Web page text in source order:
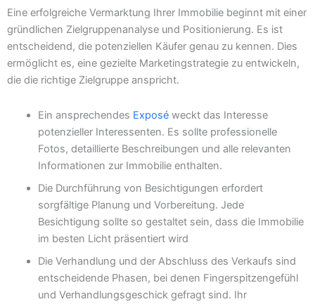
Eine erfolgreiche Vermarktung Ihrer Immobilie beginnt mit einer
gründlichen Zielgruppenanalyse und Positionierung. Es ist
entscheidend, die potenziellen Käufer genau zu kennen. Dies
ermöglicht es, eine gezielte Marketingstrategie zu entwickeln,
die die richtige Zielgruppe anspricht.
Ein ansprechendes Exposéweckt das Interesse
potenzieller Interessenten. Es sollte professionelle
Fotos, detaillierte Beschreibungen und alle relevanten
Informationen zur Immobilie enthalten.
Die Durchführung von Besichtigungen erfordert
sorgfältige Planung und Vorbereitung. Jede
Besichtigung sollte so gestaltet sein, dass die Immobilie
im besten Licht präsentiert wird
Die Verhandlung und der Abschluss des Verkaufs sind
entscheidende Phasen, bei denen Fingerspitzengefühl
und Verhandlungsgeschick gefragt sind. Ihr